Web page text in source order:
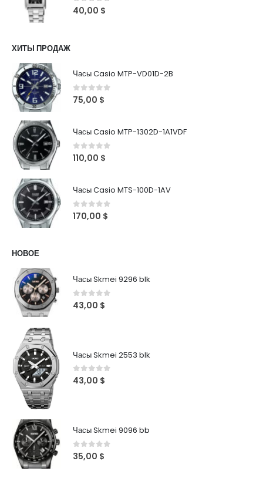
0 out of 5
40,00 $
ХИТЫ ПРОДАЖ
Часы Casio MTP-VD01D-2B
0out of 5
75,00 $
Часы Casio MTP-1302D-1A1VDF
0out of 5
110,00 $
Часы Casio MTS-100D-1AV
0out of 5
170,00 $
НОВОЕ
Часы Skmei 9296 blk
0 out of 5
43,00 $
Часы Skmei 2553 blk
0 out of 5
43,00 $
Часы Skmei 9096 bb
0out of 5
35,00 $